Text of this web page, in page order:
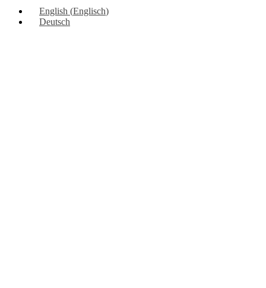
English (Englisch)
Deutsch